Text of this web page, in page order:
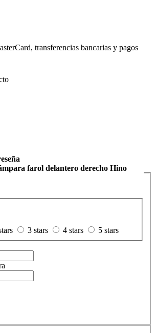
transferencias bancarias y pagos
farol delantero derecho Hino
3 stars 4 stars
5 stars